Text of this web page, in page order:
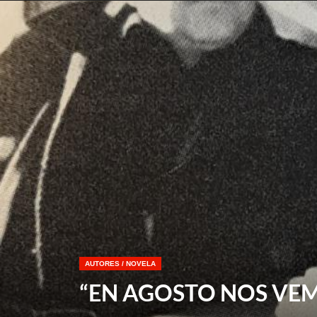
AUTORES / NOVELA
“EN AGOSTO NOS